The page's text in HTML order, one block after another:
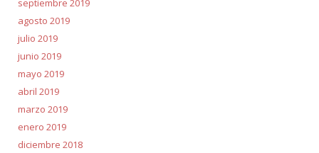
septiembre 2019
agosto 2019
julio 2019
junio 2019
mayo 2019
abril 2019
marzo 2019
enero 2019
diciembre 2018